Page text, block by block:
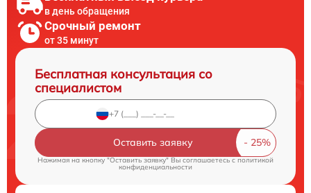
в день обращения
Срочный ремонт
от 35 минут
Бесплатная консультация со
специалистом
Оставить заявку
Нажимая на кнопку "Оставить заявку" Вы соглашаетесь cполитикой
конфиденциальности